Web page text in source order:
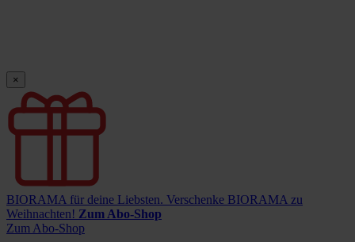
×
BIORAMA für deine Liebsten. Verschenke BIORAMA zu
Weihnachten! Zum Abo-Shop
Zum Abo-Shop